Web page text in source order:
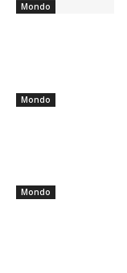
Mondo
Mondo
Mondo